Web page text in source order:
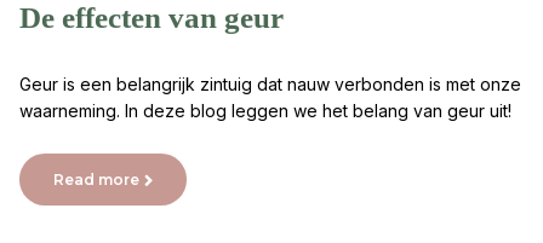
De effecten van geur
Geur is een belangrijk zintuig dat nauw verbonden is met onze
waarneming. In deze blog leggen we het belang van geur uit!
Read more